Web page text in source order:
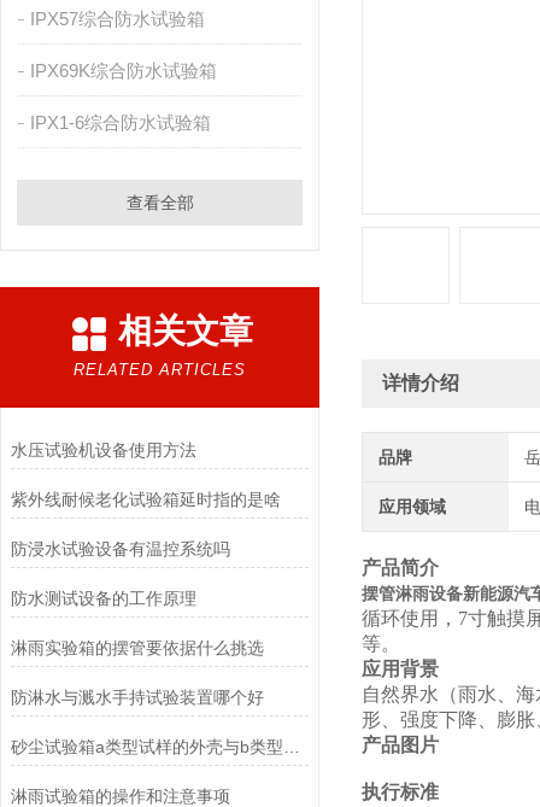
IPX57综合防水试验箱
IPX69K综合防水试验箱
IPX1-6综合防水试验箱
查看全部
相关文章
RELATED ARTICLES
水压试验机设备使用方法
紫外线耐候老化试验箱延时指的是啥
防浸水试验设备有温控系统吗
防水测试设备的工作原理
淋雨实验箱的摆管要依据什么挑选
防淋水与溅水手持试验装置哪个好
淋雨试验箱的操作和注意事项
详情介绍
品牌
应用领域
产品简介
摆管淋雨设备新能源汽
循环使用，7寸触摸
等。
应用背景
自然界水（雨水、
形、强度下降、膨
产品图片
执行标准